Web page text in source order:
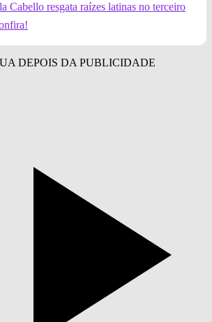
Cabello resgata raízes latinas no terceiro